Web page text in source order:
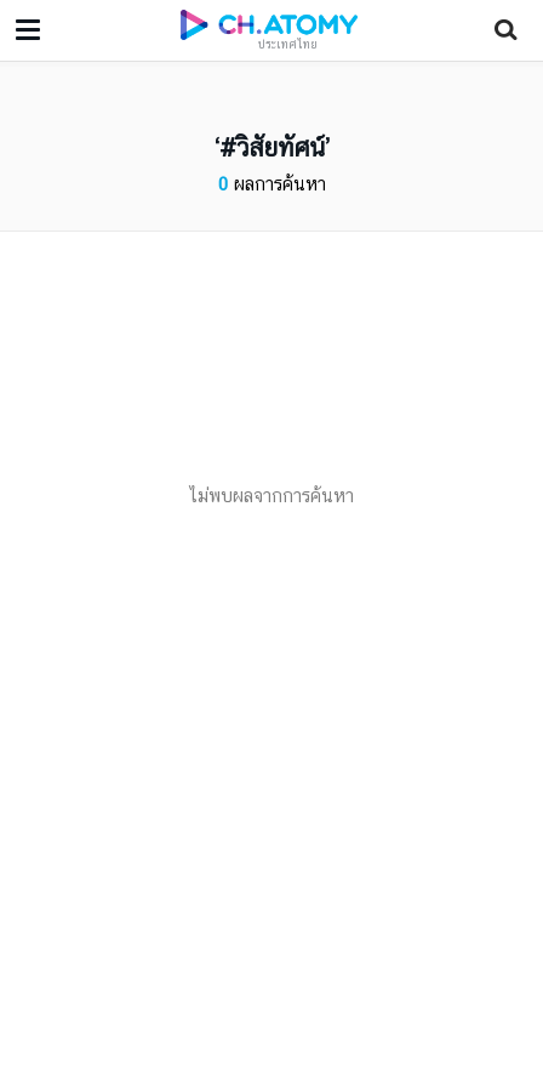
ประเทศไทย
#วิสัยทัศน์
0ผลการค้นหา
ไม่พบผลจากการค้นหา